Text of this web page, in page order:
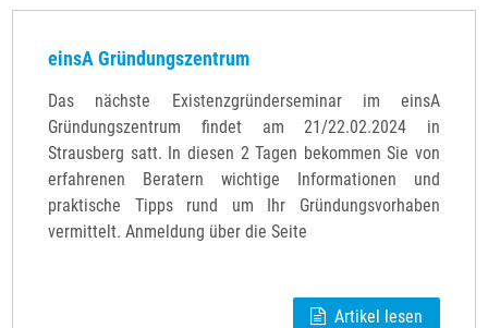
einsA Gründungszentrum
Das nächste Existenzgründerseminar im einsA
Gründungszentrum findet am 21/22.02.2024 in
Strausberg satt. In diesen 2 Tagen bekommen Sie von
erfahrenen Beratern wichtige Informationen und
praktische Tipps rund um Ihr Gründungsvorhaben
vermittelt. Anmeldung über die Seite
Artikel lesen